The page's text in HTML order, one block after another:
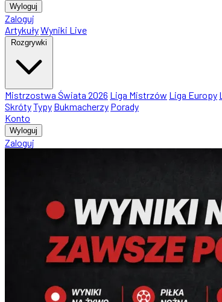
Wyloguj
Zaloguj
ArtykułyWyniki Live
Rozgrywki
Mistrzostwa Świata 2026 Liga Mistrzów Liga Europy
SkrótyTypy Bukmacherzy Porady
Konto
Wyloguj
Zaloguj